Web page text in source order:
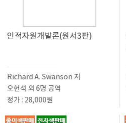
인적자원개발론(원서3판)
Richard A. Swanson 저
오헌석 외 6명 공역
정가 : 28,000원